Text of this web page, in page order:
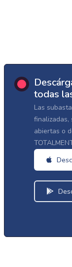
todas
Las
finalizadas,
abiertas o